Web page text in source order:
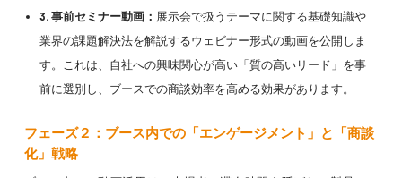
3. 事前セミナー動画： 展示会で扱うテーマに関する基礎知識や
業界の課題解決法を解説するウェビナー形式の動画を公開しま
す。これは、自社への興味関心が高い「質の高いリード」を事
前に選別し、ブースでの商談効率を高める効果があります。
フェーズ２：ブース内での「エンゲージメント」と「商談
化」戦略